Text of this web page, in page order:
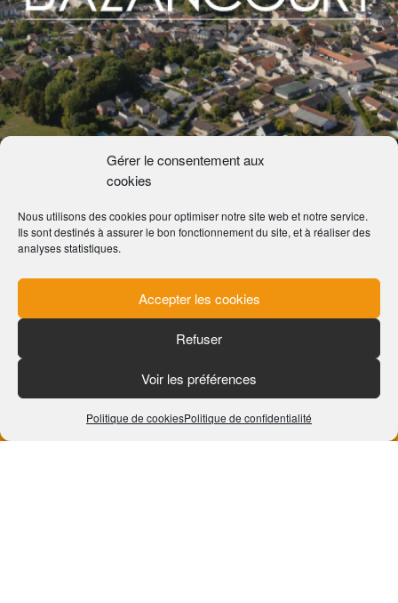
Gérer le consentement aux
cookies
Nous utilisons des cookies pour optimiser notre site web et notre service.
Ils sont destinés à assurer le bon fonctionnement du site, et à réaliser des
analyses statistiques.
Accepter les cookies
Refuser
Voir les préférences
Politique de cookiesPolitique de confidentialité
COMMUNE DE BAZANCOURT
Tél : 03 26 91 10 00
accueil@bazancourt.fr
Secrétariat de mairie ouvert au public :
de 9h00 à 12h00 et de 15h00 à 18h00